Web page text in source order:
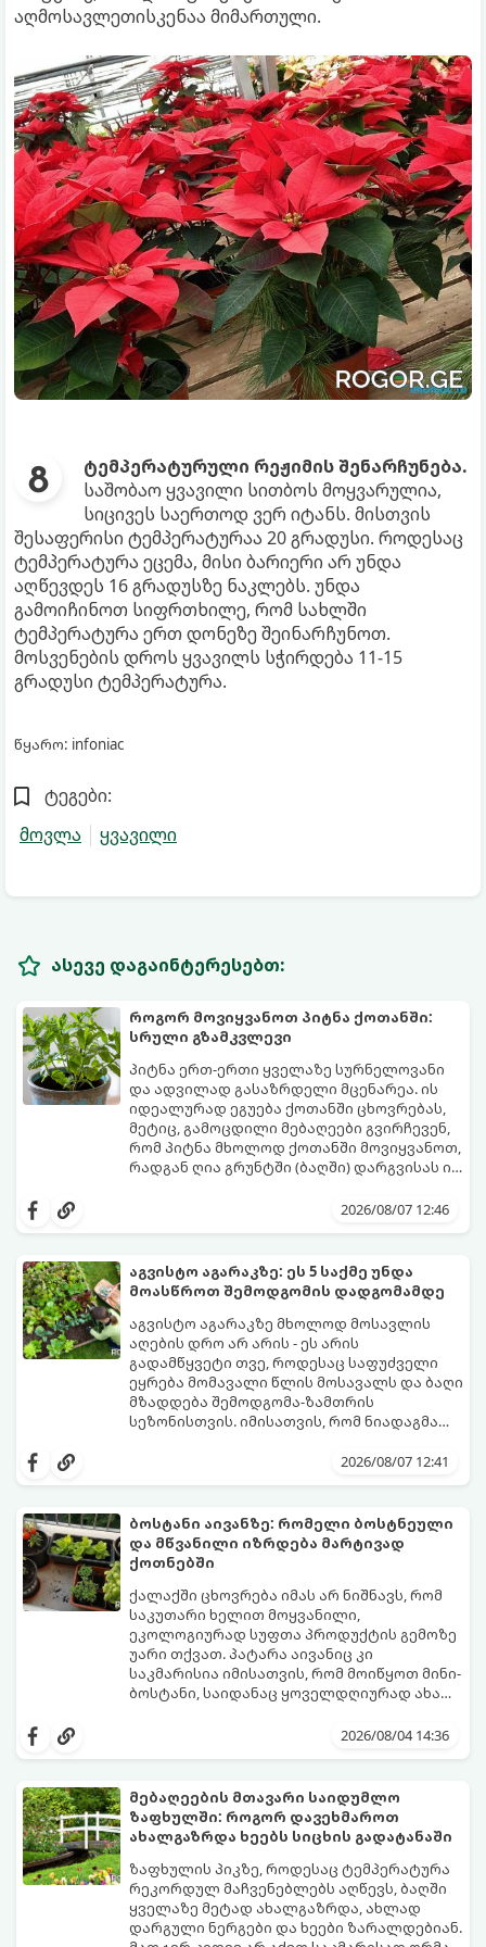
აღმოსავლეთისკენაა მიმართული.
ტემპერატურული რეჟიმის შენარჩუნება.
საშობაო ყვავილი სითბოს მოყვარულია,
სიცივეს საერთოდ ვერ იტანს. მისთვის
შესაფერისი ტემპერატურაა 20 გრადუსი. როდესაც
ტემპერატურა ეცემა, მისი ბარიერი არ უნდა
აღწევდეს 16 გრადუსზე ნაკლებს. უნდა
გამოიჩინოთ სიფრთხილე, რომ სახლში
ტემპერატურა ერთ დონეზე შეინარჩუნოთ.
მოსვენების დროს ყვავილს სჭირდება 11-15
გრადუსი ტემპერატურა.
წყარო: infoniac
ტეგები:
მოვლა
ყვავილი
ასევე დაგაინტერესებთ:
როგორ მოვიყვანოთ პიტნა ქოთანში:
სრული გზამკვლევი
პიტნა ერთ-ერთი ყველაზე სურნელოვანი
და ადვილად გასაზრდელი მცენარეა. ის
იდეალურად ეგუება ქოთანში ცხოვრებას,
მეტიც, გამოცდილი მებაღეები გვირჩევენ,
რომ პიტნა მხოლოდ ქოთანში მოვიყვანოთ,
რადგან ღია გრუნტში (ბაღში) დარგვისას ის
და სხვა მცენარეებს ავიწროებს.
გაგახარებთ ნორჩი, არომატული2026/08/07 12:46
აგვისტო აგარაკზე: ეს 5 საქმე უნდა
მოასწროთ შემოდგომის დადგომამდე
აგვისტო აგარაკზე მხოლოდ მოსავლის
აღების დრო არ არის - ეს არის
გადამწყვეტი თვე, როდესაც საფუძველი
ეყრება მომავალი წლის მოსავალს და ბაღი
მზადდება შემოდგომა-ზამთრის
სეზონისთვის. იმისათვის, რომ ნიადაგმა
ზამთარს გაუძლონ, აგვისტოს ბოლომდე 5
2026/08/07 12:41
ბოსტანი აივანზე: რომელი ბოსტნეული
და მწვანილი იზრდება მარტივად
ქოთნებში
ქალაქში ცხოვრება იმას არ ნიშნავს, რომ
საკუთარი ხელით მოყვანილი,
ეკოლოგიურად სუფთა პროდუქტის გემოზე
უარი თქვათ. პატარა აივანიც კი
საკმარისია იმისათვის, რომ მოიწყოთ მინი-
ბოსტანი, საიდანაც ყოველდღიურად ახალ,
სასიამოვნო და ესთეტიკური ჰობია.
კარგად და როგორ მოუაროთ მათ სწორად.
2026/08/04 14:36
მებაღეების მთავარი საიდუმლო
ზაფხულში: როგორ დავეხმაროთ
ახალგაზრდა ხეებს სიცხის გადატანაში
ზაფხულის პიკზე, როდესაც ტემპერატურა
რეკორდულ მაჩვენებლებს აღწევს, ბაღში
ყველაზე მეტად ახალგაზრდა, ახლად
დარგული ნერგები და ხეები ზარალდებიან.